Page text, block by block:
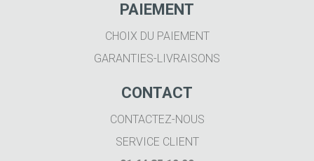
PAIEMENT
CHOIX DU PAIEMENT
GARANTIES-LIVRAISONS
CONTACT
CONTACTEZ-NOUS
SERVICE CLIENT